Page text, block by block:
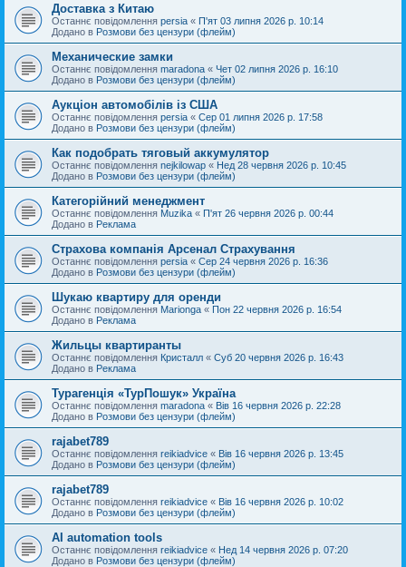
Доставка з Китаю
Останнє повідомлення persia « П'ят 03 липня 2026 р. 10:14
Додано в Розмови без цензури (флейм)
Механические замки
Останнє повідомлення maradona « Чет 02 липня 2026 р. 16:10
Додано в Розмови без цензури (флейм)
Аукціон автомобілів із США
Останнє повідомлення persia « Сер 01 липня 2026 р. 17:58
Додано в Розмови без цензури (флейм)
Как подобрать тяговый аккумулятор
Останнє повідомлення nejkilowap « Нед 28 червня 2026 р. 10:45
Додано в Розмови без цензури (флейм)
Категорійний менеджмент
Останнє повідомлення Muzika « П'ят 26 червня 2026 р. 00:44
Додано в Реклама
Страхова компанія Арсенал Страхування
Останнє повідомлення persia « Сер 24 червня 2026 р. 16:36
Додано в Розмови без цензури (флейм)
Шукаю квартиру для оренди
Останнє повідомлення Marionga « Пон 22 червня 2026 р. 16:54
Додано в Реклама
Жильцы квартиранты
Останнє повідомлення Кристалл « Суб 20 червня 2026 р. 16:43
Додано в Реклама
Турагенція «ТурПошук» Україна
Останнє повідомлення maradona « Вів 16 червня 2026 р. 22:28
Додано в Розмови без цензури (флейм)
rajabet789
Останнє повідомлення reikiadvice « Вів 16 червня 2026 р. 13:45
Додано в Розмови без цензури (флейм)
rajabet789
Останнє повідомлення reikiadvice « Вів 16 червня 2026 р. 10:02
Додано в Розмови без цензури (флейм)
AI automation tools
Останнє повідомлення reikiadvice « Нед 14 червня 2026 р. 07:20
Додано в Розмови без цензури (флейм)